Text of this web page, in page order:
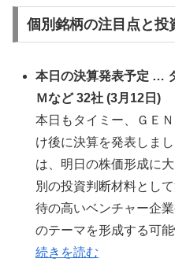
個別銘柄の注目点と投
本日の決算発表予定 …
Ｍなど 32社 (3月12日)
本日もタイミー、ＧＥ
け後に決算を発表しま
は、明日の株価形成に
別の投資判断材料とし
待の高いベンチャー企
のテーマを形成する可能
続きを読む